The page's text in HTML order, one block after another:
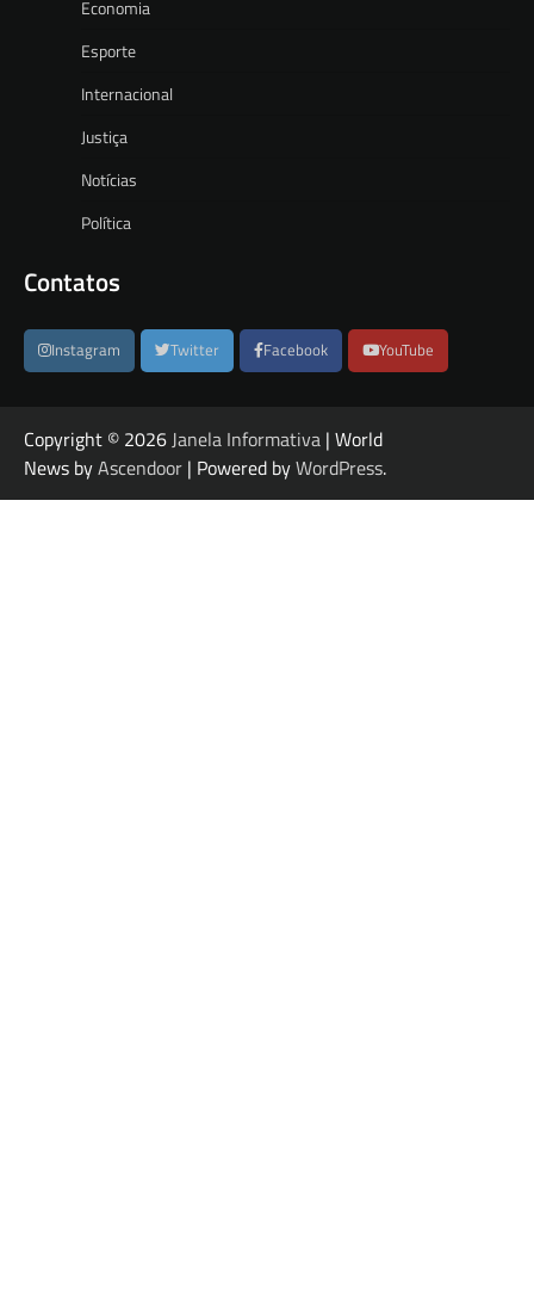
Economia
Esporte
Internacional
Justiça
Notícias
Política
Contatos
Instagram Twitter Facebook YouTube
Copyright © 2026Janela Informativa | World
News byAscendoor | Powered byWordPress.